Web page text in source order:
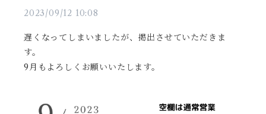
2023/09/12 10:08
遅くなってしまいましたが、掲出させていただきま
す。
9月もよろしくお願いいたします。